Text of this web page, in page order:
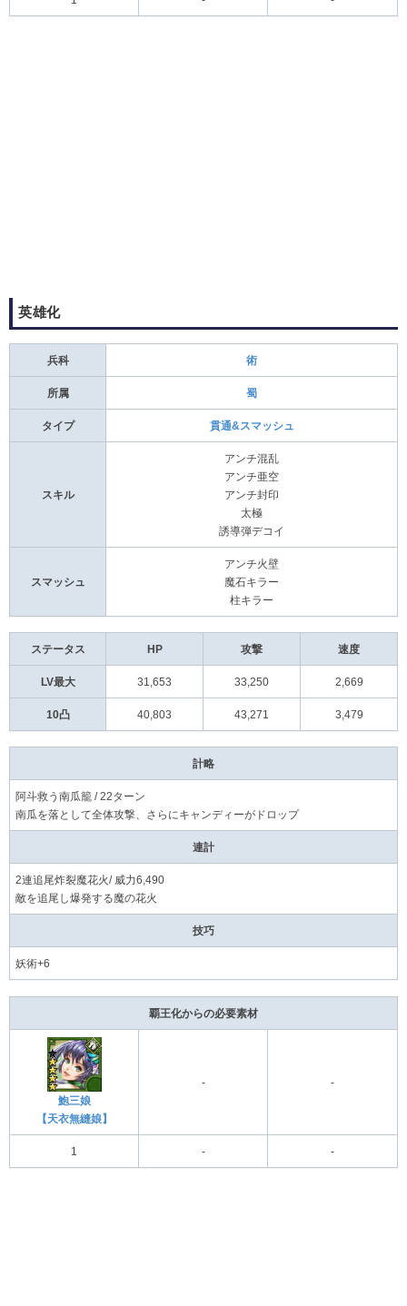
英雄化
兵科 術
所属 蜀
タイプ 貫通&スマッシュ
スキル
アンチ混乱
アンチ亜空
アンチ封印
太極
誘導弾デコイ
スマッシュ
アンチ火壁
魔石キラー
柱キラー
ステータス HP 攻撃 速度
LV最大 31,653 33,250 2,669
10凸 40,803 43,271 3,479
計略
阿斗救う南瓜籠 / 22ターン
南瓜を落として全体攻撃、さらにキャンディーがドロップ
連計
2連追尾炸裂魔花火/ 威力6,490
敵を追尾し爆発する魔の花火
技巧
妖術+6
覇王化からの必要素材
鮑三娘
【天衣無縫娘】
- -
1 - -